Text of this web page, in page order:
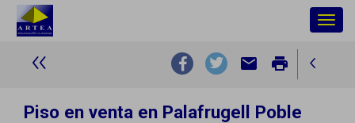
email print
Piso en venta en Palafrugell Poble